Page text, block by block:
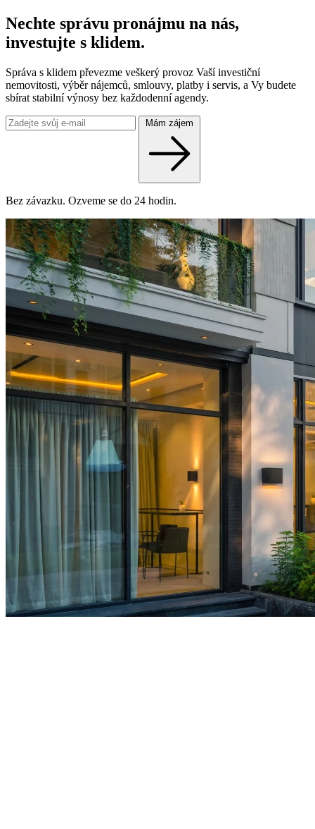
Nechte správu pronájmu na nás,
investujte s klidem.
Správa s klidem převezme veškerý provoz Vaší investiční
nemovitosti, výběr nájemců, smlouvy, platby i servis, a Vy budete
sbírat stabilní výnosy bez každodenní agendy.
Mám zájem
Bez závazku. Ozveme se do 24 hodin.